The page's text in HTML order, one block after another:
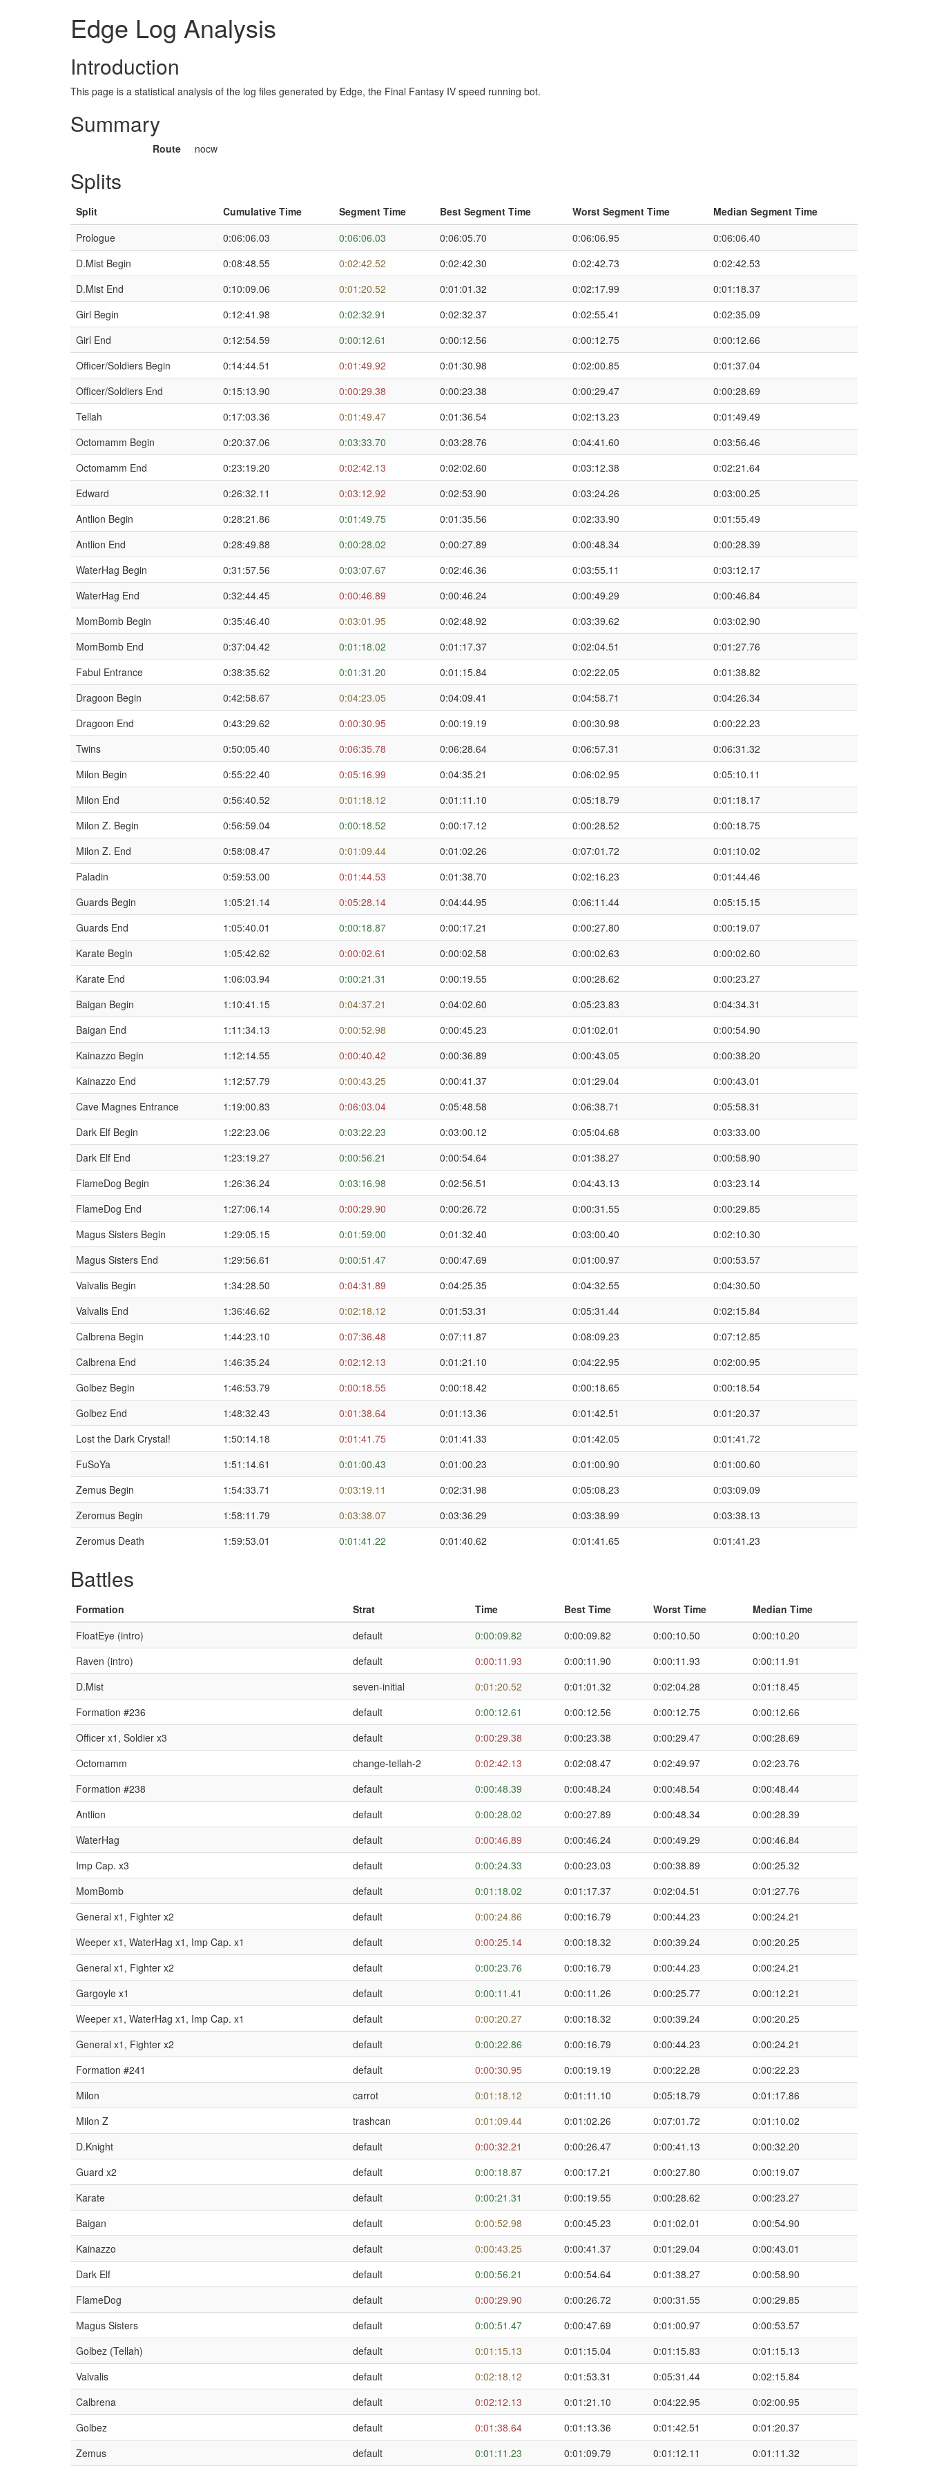
Edge Log Analysis
Introduction
This page is a statistical analysis of the log files generated by Edge, the Final Fantasy IV speed running bot.
Summary
Route nocw
Splits
Split Cumulative Time Segment Time Best Segment Time Worst Segment Time
Median Segment Time
Prologue
0:06:06.03 0:06:06.03 0:06:05.70 0:06:06.95
0:06:06.40
D.Mist Begin
0:08:48.55 0:02:42.52 0:02:42.30 0:02:42.73
0:02:42.53
D.Mist End
0:10:09.06 0:01:20.52 0:01:01.32 0:02:17.99
0:01:18.37
Girl Begin
0:12:41.98 0:02:32.91 0:02:32.37 0:02:55.41
0:02:35.09
Girl End
0:12:54.59 0:00:12.61 0:00:12.56 0:00:12.75
0:00:12.66
Officer/Soldiers Begin
0:14:44.51 0:01:49.92 0:01:30.98 0:02:00.85
0:01:37.04
Officer/Soldiers End
0:15:13.90 0:00:29.38 0:00:23.38 0:00:29.47
0:00:28.69
Tellah
0:17:03.36 0:01:49.47 0:01:36.54 0:02:13.23
0:01:49.49
Octomamm Begin
0:20:37.06 0:03:33.70 0:03:28.76 0:04:41.60
0:03:56.46
Octomamm End
0:23:19.20 0:02:42.13 0:02:02.60 0:03:12.38
0:02:21.64
Edward
0:26:32.11 0:03:12.92 0:02:53.90 0:03:24.26
0:03:00.25
Antlion Begin
0:28:21.86 0:01:49.75 0:01:35.56 0:02:33.90
0:01:55.49
Antlion End
0:28:49.88 0:00:28.02 0:00:27.89 0:00:48.34
0:00:28.39
WaterHag Begin
0:31:57.56 0:03:07.67 0:02:46.36 0:03:55.11
0:03:12.17
WaterHag End
0:32:44.45 0:00:46.89 0:00:46.24 0:00:49.29
0:00:46.84
MomBomb Begin
0:35:46.40 0:03:01.95 0:02:48.92 0:03:39.62
0:03:02.90
MomBomb End
0:37:04.42 0:01:18.02 0:01:17.37 0:02:04.51
0:01:27.76
Fabul Entrance
0:38:35.62 0:01:31.20 0:01:15.84 0:02:22.05
0:01:38.82
Dragoon Begin
0:42:58.67 0:04:23.05 0:04:09.41 0:04:58.71
0:04:26.34
Dragoon End
0:43:29.62 0:00:30.95 0:00:19.19 0:00:30.98
0:00:22.23
Twins
0:50:05.40 0:06:35.78 0:06:28.64 0:06:57.31
0:06:31.32
Milon Begin
0:55:22.40 0:05:16.99 0:04:35.21 0:06:02.95
0:05:10.11
Milon End
0:56:40.52 0:01:18.12 0:01:11.10 0:05:18.79
0:01:18.17
Milon Z. Begin
0:56:59.04 0:00:18.52 0:00:17.12 0:00:28.52
0:00:18.75
Milon Z. End
0:58:08.47 0:01:09.44 0:01:02.26 0:07:01.72
0:01:10.02
Paladin
0:59:53.00 0:01:44.53 0:01:38.70 0:02:16.23
0:01:44.46
Guards Begin
1:05:21.14 0:05:28.14 0:04:44.95 0:06:11.44
0:05:15.15
Guards End
1:05:40.01 0:00:18.87 0:00:17.21 0:00:27.80
0:00:19.07
Karate Begin
1:05:42.62 0:00:02.61 0:00:02.58 0:00:02.63
0:00:02.60
Karate End
1:06:03.94 0:00:21.31 0:00:19.55 0:00:28.62
0:00:23.27
Baigan Begin
1:10:41.15 0:04:37.21 0:04:02.60 0:05:23.83
0:04:34.31
Baigan End
1:11:34.13 0:00:52.98 0:00:45.23 0:01:02.01
0:00:54.90
Kainazzo Begin
1:12:14.55 0:00:40.42 0:00:36.89 0:00:43.05
0:00:38.20
Kainazzo End
1:12:57.79 0:00:43.25 0:00:41.37 0:01:29.04
0:00:43.01
Cave Magnes Entrance
1:19:00.83 0:06:03.04 0:05:48.58 0:06:38.71
0:05:58.31
Dark Elf Begin
1:22:23.06 0:03:22.23 0:03:00.12 0:05:04.68
0:03:33.00
Dark Elf End
1:23:19.27 0:00:56.21 0:00:54.64 0:01:38.27
0:00:58.90
FlameDog Begin
1:26:36.24 0:03:16.98 0:02:56.51 0:04:43.13
0:03:23.14
FlameDog End
1:27:06.14 0:00:29.90 0:00:26.72 0:00:31.55
0:00:29.85
Magus Sisters Begin
1:29:05.15 0:01:59.00 0:01:32.40 0:03:00.40
0:02:10.30
Magus Sisters End
1:29:56.61 0:00:51.47 0:00:47.69 0:01:00.97
0:00:53.57
Valvalis Begin
1:34:28.50 0:04:31.89 0:04:25.35 0:04:32.55
0:04:30.50
Valvalis End
1:36:46.62 0:02:18.12 0:01:53.31 0:05:31.44
0:02:15.84
Calbrena Begin
1:44:23.10 0:07:36.48 0:07:11.87 0:08:09.23
0:07:12.85
Calbrena End
1:46:35.24 0:02:12.13 0:01:21.10 0:04:22.95
0:02:00.95
Golbez Begin
1:46:53.79 0:00:18.55 0:00:18.42 0:00:18.65
0:00:18.54
Golbez End
1:48:32.43 0:01:38.64 0:01:13.36 0:01:42.51
0:01:20.37
Lost the Dark Crystal!
1:50:14.18 0:01:41.75 0:01:41.33 0:01:42.05
0:01:41.72
FuSoYa
1:51:14.61 0:01:00.43 0:01:00.23 0:01:00.90
0:01:00.60
Zemus Begin
1:54:33.71 0:03:19.11 0:02:31.98 0:05:08.23
0:03:09.09
Zeromus Begin
1:58:11.79 0:03:38.07 0:03:36.29 0:03:38.99
0:03:38.13
Zeromus Death
1:59:53.01 0:01:41.22 0:01:40.62 0:01:41.65 0:01:41.23
Battles
Formation Strat Time Best Time Worst Time
Median Time
FloatEye (intro)
default 0:00:09.82 0:00:09.82 0:00:10.50
0:00:10.20
Raven (intro)
default 0:00:11.93 0:00:11.90 0:00:11.93
0:00:11.91
D.Mist
seven-initial 0:01:20.52 0:01:01.32 0:02:04.28
0:01:18.45
Formation #236
default 0:00:12.61 0:00:12.56 0:00:12.75
0:00:12.66
Officer x1, Soldier x3
default 0:00:29.38 0:00:23.38 0:00:29.47
0:00:28.69
Octomamm
change-tellah-2 0:02:42.13 0:02:08.47 0:02:49.97
0:02:23.76
Formation #238
default 0:00:48.39 0:00:48.24 0:00:48.54
0:00:48.44
Antlion
default 0:00:28.02 0:00:27.89 0:00:48.34
0:00:28.39
WaterHag
default 0:00:46.89 0:00:46.24 0:00:49.29
0:00:46.84
Imp Cap. x3
default 0:00:24.33 0:00:23.03 0:00:38.89
0:00:25.32
MomBomb
default 0:01:18.02 0:01:17.37 0:02:04.51
0:01:27.76
General x1, Fighter x2
default 0:00:24.86 0:00:16.79 0:00:44.23
0:00:24.21
Weeper x1, WaterHag x1, Imp Cap. x1
default 0:00:25.14 0:00:18.32 0:00:39.24
0:00:20.25
General x1, Fighter x2
default 0:00:23.76 0:00:16.79 0:00:44.23
0:00:24.21
Gargoyle x1
default 0:00:11.41 0:00:11.26 0:00:25.77
0:00:12.21
Weeper x1, WaterHag x1, Imp Cap. x1
default 0:00:20.27 0:00:18.32 0:00:39.24
0:00:20.25
General x1, Fighter x2
default 0:00:22.86 0:00:16.79 0:00:44.23
0:00:24.21
Formation #241
default 0:00:30.95 0:00:19.19 0:00:22.28
0:00:22.23
Milon
carrot 0:01:18.12 0:01:11.10 0:05:18.79
0:01:17.86
Milon Z
trashcan 0:01:09.44 0:01:02.26 0:07:01.72
0:01:10.02
D.Knight
default 0:00:32.21 0:00:26.47 0:00:41.13
0:00:32.20
Guard x2
default 0:00:18.87 0:00:17.21 0:00:27.80
0:00:19.07
Karate
default 0:00:21.31 0:00:19.55 0:00:28.62
0:00:23.27
Baigan
default 0:00:52.98 0:00:45.23 0:01:02.01
0:00:54.90
Kainazzo
default 0:00:43.25 0:00:41.37 0:01:29.04
0:00:43.01
Dark Elf
default 0:00:56.21 0:00:54.64 0:01:38.27
0:00:58.90
FlameDog
default 0:00:29.90 0:00:26.72 0:00:31.55
0:00:29.85
Magus Sisters
default 0:00:51.47 0:00:47.69 0:01:00.97
0:00:53.57
Golbez (Tellah)
default 0:01:15.13 0:01:15.04 0:01:15.83
0:01:15.13
Valvalis
default 0:02:18.12 0:01:53.31 0:05:31.44
0:02:15.84
Calbrena
default 0:02:12.13 0:01:21.10 0:04:22.95
0:02:00.95
Golbez
default 0:01:38.64 0:01:13.36 0:01:42.51
0:01:20.37
Zemus
default 0:01:11.23 0:01:09.79 0:01:12.11
0:01:11.32